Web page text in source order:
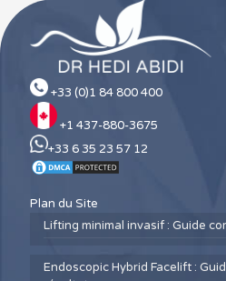
+33 (0)1 84 800 400
+1 437-880-3675
+33 6 35 23 57 12
Plan du Site
Lifting minimal invasif : Guide
Endoscopic Hybrid Facelift :